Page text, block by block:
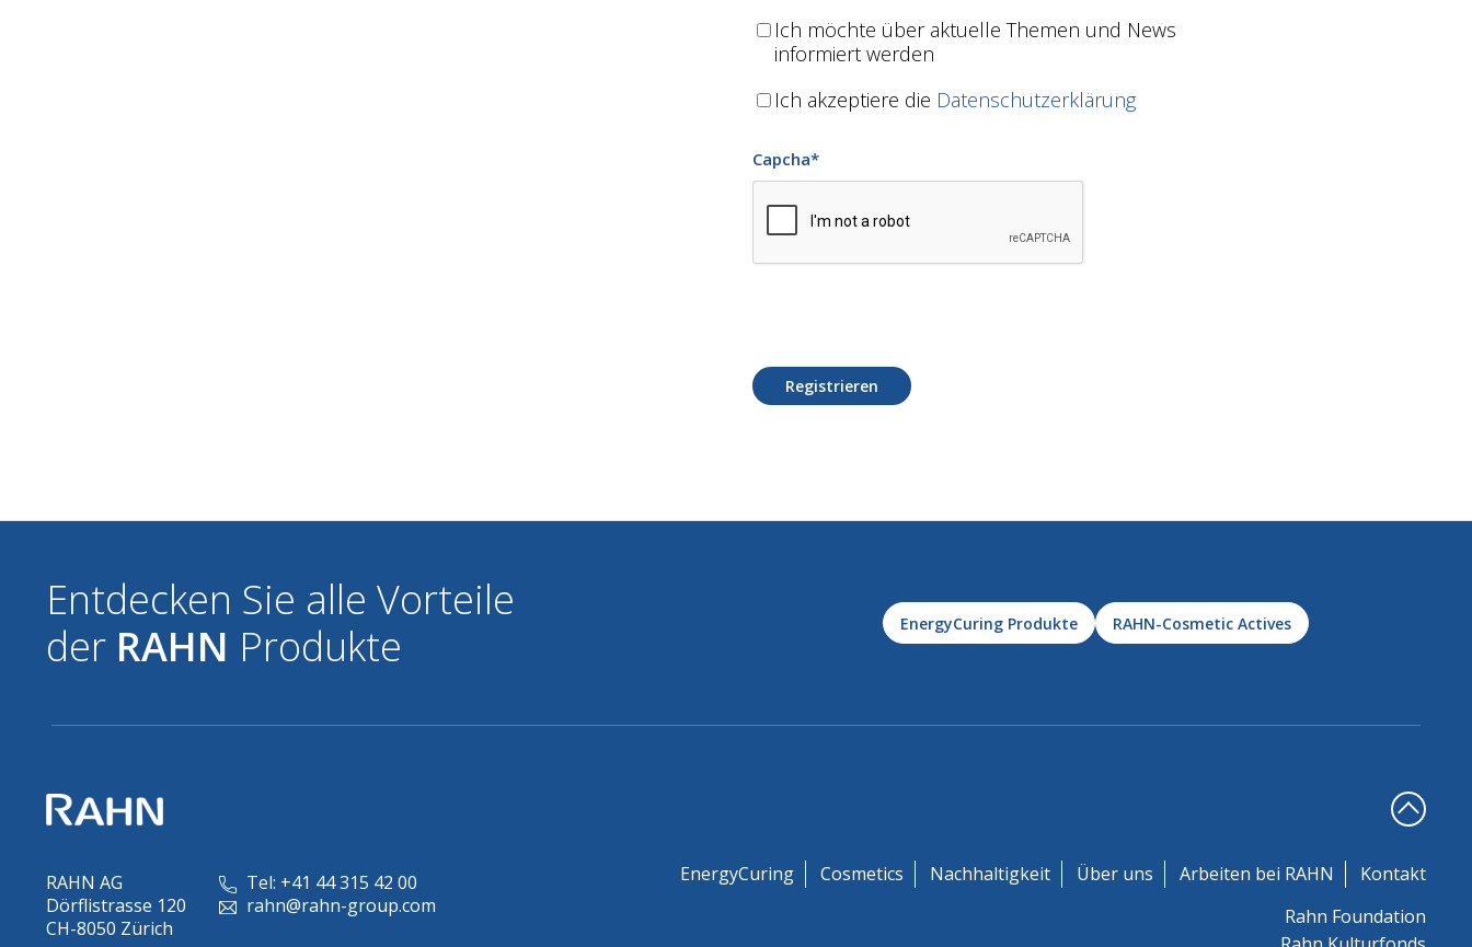
Ich möchte über aktuelle Themen und News
informiert werden
Ich akzeptiere die Datenschutzerklärung
Capcha*
Registrieren
Entdecken Sie alle Vorteile
der RAHN Produkte EnergyCuring Produkte RAHN-Cosmetic Actives
RAHN AG
Dörflistrasse 120
CH-8050 Zürich
Tel: +41 44 315 42 00
rahn@rahn-group.com
EnergyCuring Cosmetics Nachhaltigkeit Über uns Arbeiten bei RAHN
Kontakt
Rahn Foundation